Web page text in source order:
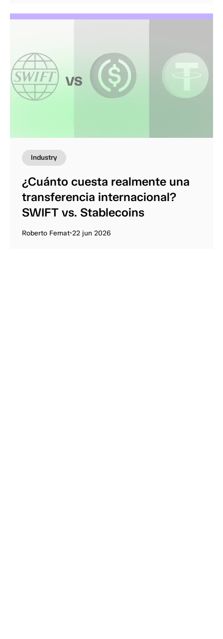
Industry
¿Cuánto cuesta realmente una
transferencia internacional?
SWIFT vs. Stablecoins
Roberto Femat•22 jun 2026